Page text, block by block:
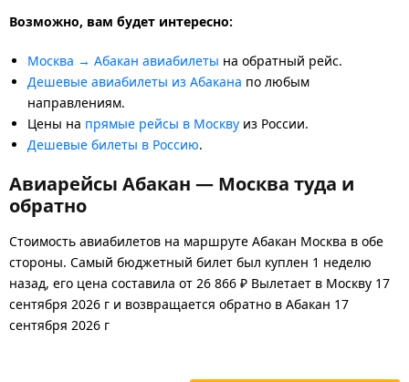
Возможно, вам будет интересно:
Москва → Абакан авиабилеты на обратный рейс.
Дешевые авиабилеты из Абакана по любым
направлениям.
Цены на прямые рейсы в Москву из России.
Дешевые билеты в Россию.
Авиарейсы Абакан — Москва туда и
обратно
Стоимость авиабилетов на маршруте Абакан Москва в обе
стороны. Самый бюджетный билет был куплен 1 неделю
назад, его цена составила от 26 866 ₽ Вылетает в Москву 17
сентября 2026 г и возвращается обратно в Абакан 17
сентября 2026 г